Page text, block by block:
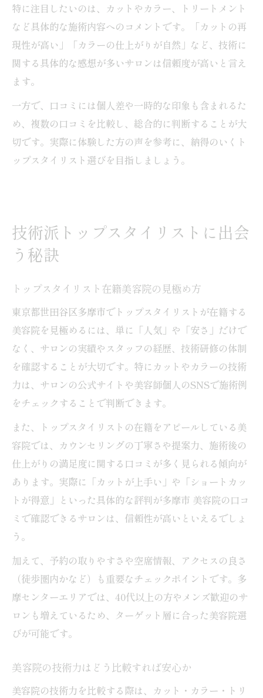
特に注目したいのは、カットやカラー、トリートメント
など具体的な施術内容へのコメントです。「カットの再
現性が高い」「カラーの仕上がりが自然」など、技術に
関する具体的な感想が多いサロンは信頼度が高いと言え
ます。
一方で、口コミには個人差や一時的な印象も含まれるた
め、複数の口コミを比較し、総合的に判断することが大
切です。実際に体験した方の声を参考に、納得のいくト
ップスタイリスト選びを目指しましょう。
技術派トップスタイリストに出会
う秘訣
トップスタイリスト在籍美容院の見極め方
東京都世田谷区多摩市でトップスタイリストが在籍する
美容院を見極めるには、単に「人気」や「安さ」だけで
なく、サロンの実績やスタッフの経歴、技術研修の体制
を確認することが大切です。特にカットやカラーの技術
力は、サロンの公式サイトや美容師個人のSNSで施術例
をチェックすることで判断できます。
また、トップスタイリストの在籍をアピールしている美
容院では、カウンセリングの丁寧さや提案力、施術後の
仕上がりの満足度に関する口コミが多く見られる傾向が
あります。実際に「カットが上手い」や「ショートカッ
トが得意」といった具体的な評判が多摩市 美容院の口コ
ミで確認できるサロンは、信頼性が高いといえるでしょ
う。
加えて、予約の取りやすさや空席情報、アクセスの良さ
（徒歩圏内かなど）も重要なチェックポイントです。多
摩センターエリアでは、40代以上の方やメンズ歓迎のサ
ロンも増えているため、ターゲット層に合った美容院選
びが可能です。
美容院の技術力はどう比較すれば安心か
美容院の技術力を比較する際は、カット・カラー・トリ